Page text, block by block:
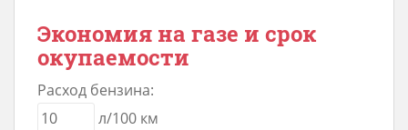
Экономия на газе и срок
окупаемости
Расход бензина:
л/100 км